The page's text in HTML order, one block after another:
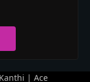
| Ace